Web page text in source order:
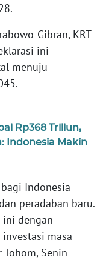
Gibran, KRT
ini
menuju
Rp368 Triliun,
Indonesia Makin
Indonesia
peradaban baru.
ini dengan
masa
Senin